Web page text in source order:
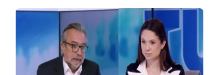
OAMENI MODEȘTI”